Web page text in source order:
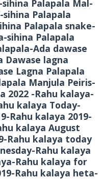
Palapala Mal-
Palapala
Palapala snake-
sihina Palapala
Ada dawase
Dawase lagna
Lagna Palapala
Manjula Peiris-
2022 -Rahu kalaya-
kalaya Today-
Rahu kalaya 2019-
kalaya August
Rahu kalaya today
Rahu kalaya
Rahu kalaya for
Rahu kalaya heta-